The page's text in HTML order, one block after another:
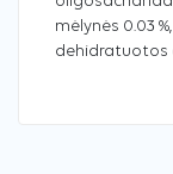
mėlynės 0.03
dehidratuotos